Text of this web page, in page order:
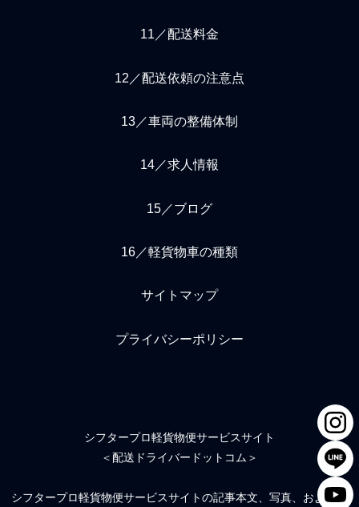
11／配送料金
12／配送依頼の注意点
13／車両の整備体制
14／求人情報
15／ブログ
16／軽貨物車の種類
サイトマップ
プライバシーポリシー
シフタープロ軽貨物便サービスサイト
＜配送ドライバードットコム＞
シフタープロ軽貨物便サービスサイトの記事本文、写真、および絵